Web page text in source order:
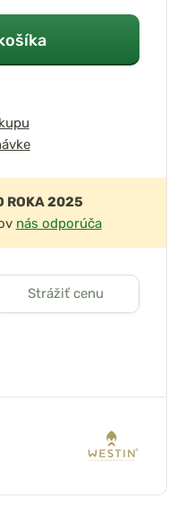
ROKA 2025
nás odporúča
Strážiť cenu